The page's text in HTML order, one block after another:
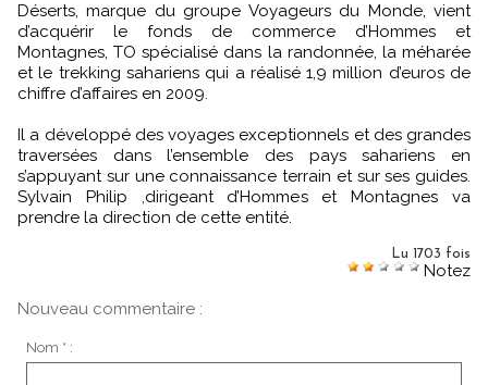
Déserts, marque du groupe Voyageurs du Monde, vient
d’acquérir le fonds de commerce d’Hommes et
Montagnes, TO spécialisé dans la randonnée, la méharée
et le trekking sahariens qui a réalisé 1,9 million d’euros de
chiffre d’affaires en 2009.
Il a développé des voyages exceptionnels et des grandes
traversées dans l’ensemble des pays sahariens en
s’appuyant sur une connaissance terrain et sur ses guides.
Sylvain Philip ,dirigeant d’Hommes et Montagnes va
prendre la direction de cette entité.
Lu 1703 fois
Notez
Nouveau commentaire :
Nom * :